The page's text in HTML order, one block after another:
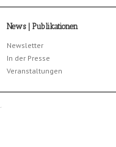
News | Publikationen
Newsletter
In der Presse
Veranstaltungen